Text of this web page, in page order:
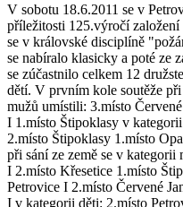
V sobotu 18.6.2011 se v
příležitosti 125.výročí
se v královské disciplíně
se nabíralo klasicky a poté ze
se zúčastnilo celkem 12
dětí. V prvním kole soutěže
mužů umístili: 3.místo
I 1.místo Štipoklasy v
2.místo Štipoklasy 1.místo
při sání ze země se v
I 2.místo Křesetice 1.místo
Petrovice I 2.místo Červené
I v kategorii děti: 2.místo